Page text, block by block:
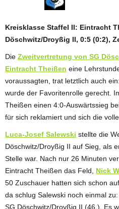
Kreisklasse Staffel II: Eintracht
Döschwitz/Droyßig II, 0:5 (0:2),
Die Zweitvertretung von SG
Eintracht Theißen eine
voraussagten, trat letztlich auch
wurde der Favoritenrolle gerecht.
Theißen einen 4:0-Auswärtssieg
für sich reklamiert und sich die
Luca-Josef Salewski stellte die
Döschwitz/Droyßig II auf Sieg, als
Stelle war. Nach nur 26 Minuten
Eintracht Theißen das Feld, Nick
50 Zuschauer hatten sich schon
da schlug Salewski noch einmal
SG Döschwitz/Droyßig II (46.). Es